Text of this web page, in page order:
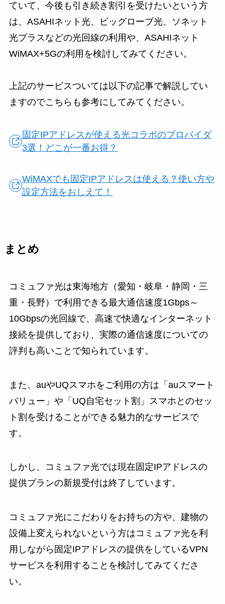
ていて、今後も引き続き割引を受けたいという方
は、ASAHIネット光、ビッグローブ光、ソネット
光プラスなどの光回線の利用や、ASAHIネット
WiMAX+5Gの利用を検討してみてください。
上記のサービスついては以下の記事で解説してい
ますのでこちらも参考にしてみてください。
固定IPアドレスが使える光コラボのプロバイダ
3選！どこが一番お得？
WiMAXでも固定IPアドレスは使える？使い方や
設定方法をおしえて！
まとめ
コミュファ光は東海地方（愛知・岐阜・静岡・三
重・長野）で利用できる最大通信速度1Gbps～
10Gbpsの光回線で、高速で快適なインターネット
接続を提供しており、実際の通信速度についての
評判も高いことで知られています。
また、auやUQスマホをご利用の方は「auスマート
バリュー」や「UQ自宅セット割」スマホとのセッ
ト割を受けることができる魅力的なサービスで
す。
しかし、コミュファ光では現在固定IPアドレスの
提供プランの新規受付は終了しています。
コミュファ光にこだわりをお持ちの方や、建物の
設備上変えられないという方はコミュファ光を利
用しながら固定IPアドレスの提供をしているVPN
サービスを利用することを検討してみてくださ
い。